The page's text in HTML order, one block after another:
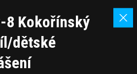
8 Kokořínský
dětské